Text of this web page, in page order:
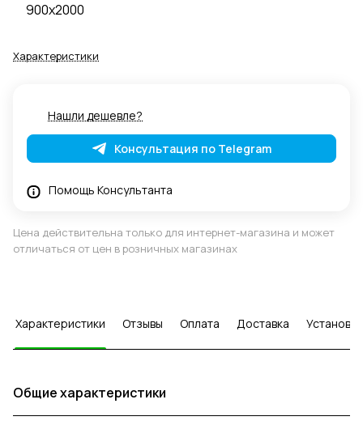
900x2000
Характеристики
Нашли дешевле?
Консультация по Telegram
Помощь Консультанта
Цена действительна только для интернет-магазина и может
отличаться от цен в розничных магазинах
Характеристики Отзывы Оплата Доставка Установка
Общие характеристики